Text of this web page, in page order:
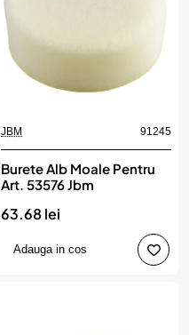
JBM 91245
Burete Alb Moale Pentru
Art. 53576 Jbm
63.68 lei
Adauga in cos